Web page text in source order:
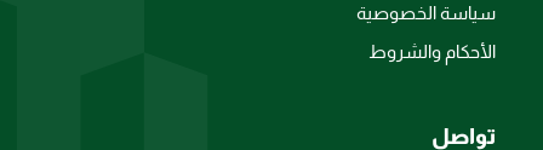
سياسة الخصوصية
الأحكام والشروط
تواصل